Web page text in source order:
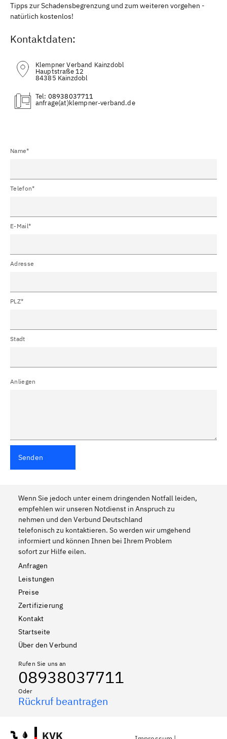
Tipps zur Schadensbegrenzung und zum weiteren vorgehen -
natürlich kostenlos!
Kontaktdaten:
Klempner Verband Kainzdobl
Hauptstraße 12
84385 Kainzdobl
Tel: 08938037711
(at)
Name*
Telefon*
E-Mail*
Adresse
PLZ*
Stadt
Anliegen
Senden
Wenn Sie jedoch unter einem dringenden Notfall leiden,
empfehlen wir unseren Notdienst in Anspruch zu
nehmen und den Verbund Deutschland
telefonisch zu kontaktieren. So werden wir umgehend
informiert und können Ihnen bei Ihrem Problem
sofort zur Hilfe eilen.
Anfragen
Leistungen
Preise
Zertifizierung
Kontakt
Startseite
Über den Verbund
Rufen Sie uns an
08938037711
Oder
Rückruf beantragen
KVK